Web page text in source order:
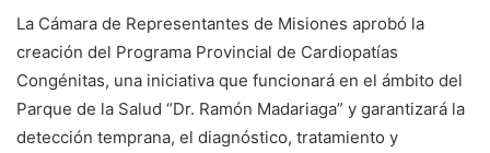
La Cámara de Representantes de Misiones aprobó la
creación del Programa Provincial de Cardiopatías
Congénitas, una iniciativa que funcionará en el ámbito del
Parque de la Salud “Dr. Ramón Madariaga” y garantizará la
detección temprana, el diagnóstico, tratamiento y